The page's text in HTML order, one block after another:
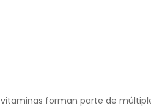
forman parte de